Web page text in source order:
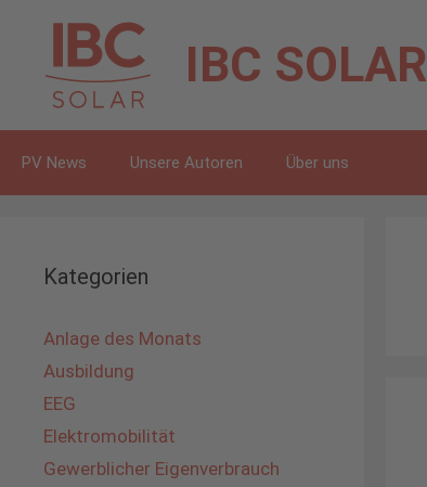
springen
IBC SOLAR
PV News Unsere Autoren Über uns
Kategorien
Anlage des Monats
Ausbildung
EEG
Elektromobilität
Gewerblicher Eigenverbrauch